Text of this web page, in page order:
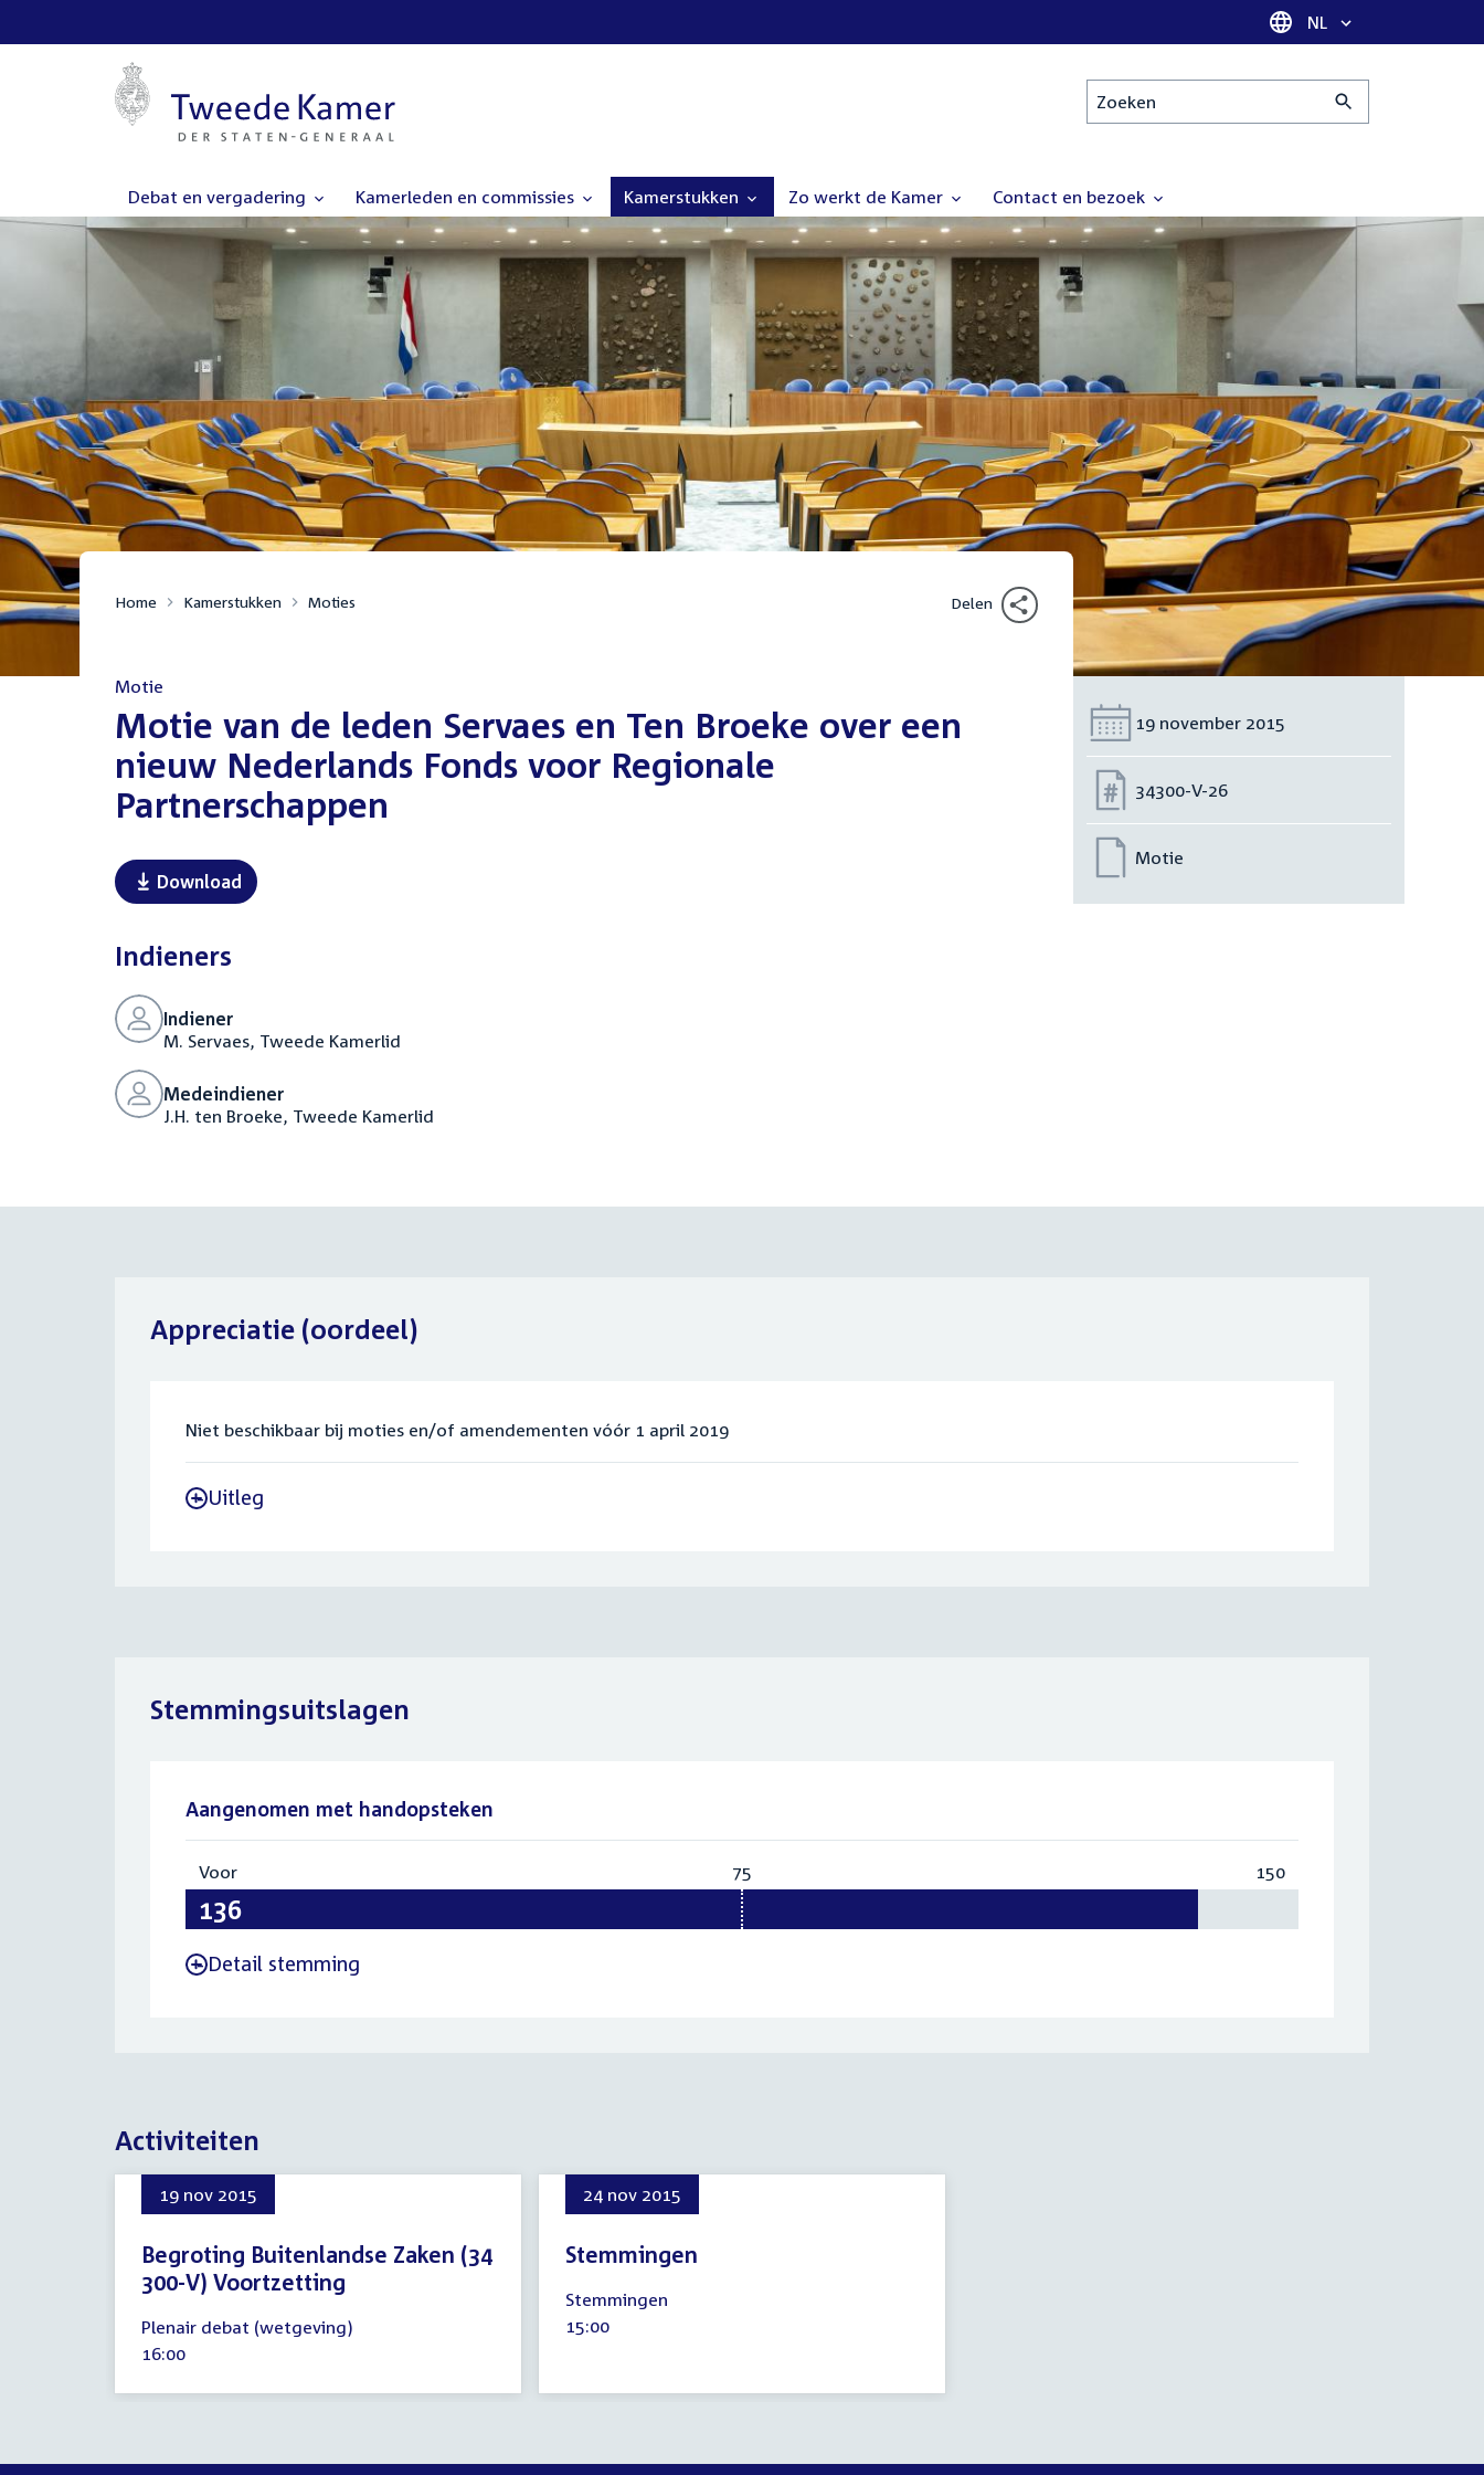
Taal selectie
NL
Zoeken
Debat en vergadering Kamerleden en commissies Kamerstukken Zo werkt de Kamer Contact en bezoek
Home Kamerstukken Moties Delen
Motie
:Motie van de leden Servaes en Ten Broeke over een
nieuw Nederlands Fonds voor Regionale
Partnerschappen
Download
Indieners
Indiener
M. Servaes, Tweede Kamerlid
Medeindiener
J.H. ten Broeke, Tweede Kamerlid
Datum:
19 november 2015
Nummer:
34300-V-26
Motie
Appreciatie (oordeel)
Niet beschikbaar bij moties en/of amendementen vóór 1 april 2019
- Uitleg
Stemmingsuitslagen
Aangenomen met handopsteken
Voor
136
75 150Totaal:
- Detail stemming
Activiteiten
19 nov 2015
Begroting Buitenlandse Zaken (34
300-V) Voortzetting
november
2015
Plenair debat (wetgeving)
Tijd
16:00
24 nov 2015
Stemmingen
november
2015
Stemmingen
Tijd
15:00